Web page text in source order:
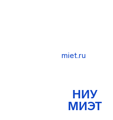
miet.ru
НИУ
МИЭТ